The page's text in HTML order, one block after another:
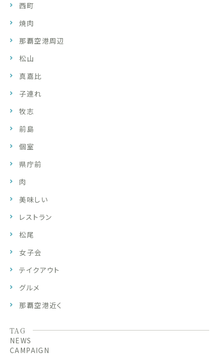
西町
焼肉
那覇空港周辺
松山
真嘉比
子連れ
牧志
前島
個室
県庁前
肉
美味しい
レストラン
松尾
女子会
テイクアウト
グルメ
那覇空港近く
TAG
NEWS
CAMPAIGN